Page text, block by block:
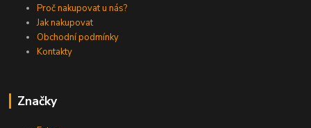
Proč nakupovat u nás?
Jak nakupovat
Obchodní podmínky
Kontakty
Značky